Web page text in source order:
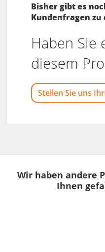
Bisher gibt es
Kundenfragen zu
Haben Sie
diesem
Stellen Sie uns
Wir haben andere
Ihnen